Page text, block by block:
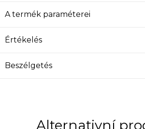
A termék paraméterei
Értékelés
Beszélgetés